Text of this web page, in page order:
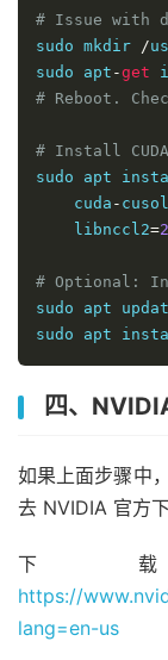
# Issue with
sudo mkdir
/
sudo apt -get
# Reboot.
# Install
sudo apt
    cuda
-
    libnccl2
=
# Optional:
sudo apt
sudo apt
四、
如果上面步骤中
去 NVIDIA 官方
下
https://
lang=en-us